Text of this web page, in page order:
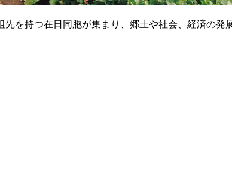
を持つ在日同胞が集まり、郷土や社会、経済の発